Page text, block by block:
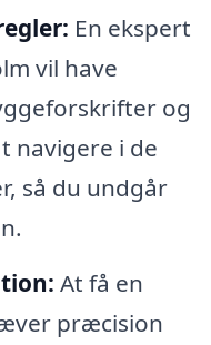
En ekspert
vil have
og
navigere i de
så du undgår
At få en
præcision